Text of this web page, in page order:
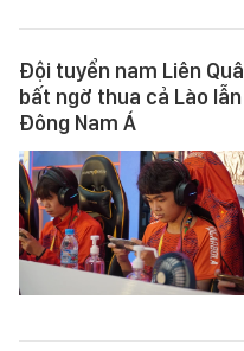
Đội tuyển nam Liên
bất ngờ thua cả Lào
Đông Nam Á